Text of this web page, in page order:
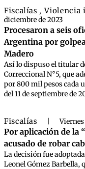
Fiscalías , Violencia
diciembre de 2023
Procesaron a seis
Argentina por
Madero
Así lo dispuso el titular
Correccional N°5, que
por 800 mil pesos cada
del 11 de septiembre de
Fiscalías
Por aplicación de la
acusado de robar
La decisión fue
Leonel Gómez